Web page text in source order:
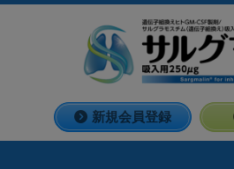
新規会員登録